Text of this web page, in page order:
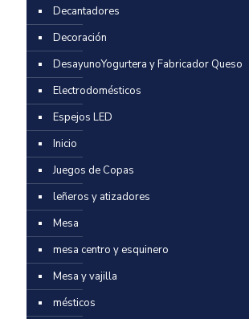
Decantadores
Decoración
DesayunoYogurtera y Fabricador Queso
Electrodomésticos
Espejos LED
Inicio
Juegos de Copas
leñeros y atizadores
Mesa
mesa centro y esquinero
Mesa y vajilla
mésticos